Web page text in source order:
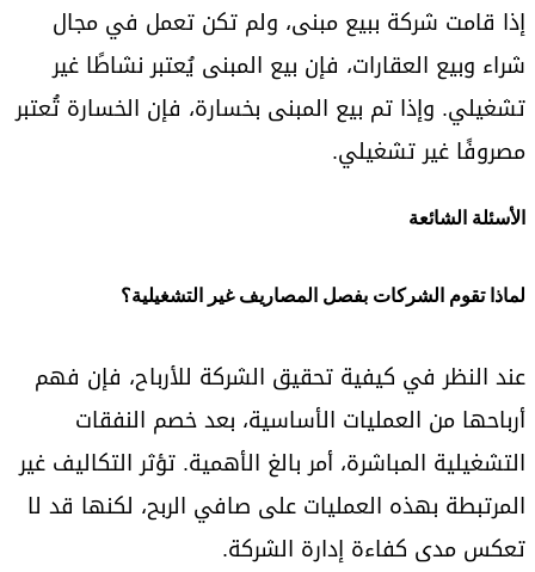
إذا قامت شركة ببيع مبنى، ولم تكن تعمل في مجال
شراء وبيع العقارات، فإن بيع المبنى يُعتبر نشاطًا غير
تشغيلي. وإذا تم بيع المبنى بخسارة، فإن الخسارة تُعتبر
مصروفًا غير تشغيلي.
الأسئلة الشائعة
لماذا تقوم الشركات بفصل المصاريف غير التشغيلية؟
عند النظر في كيفية تحقيق الشركة للأرباح، فإن فهم
أرباحها من العمليات الأساسية، بعد خصم النفقات
التشغيلية المباشرة، أمر بالغ الأهمية. تؤثر التكاليف غير
المرتبطة بهذه العمليات على صافي الربح، لكنها قد لا
تعكس مدى كفاءة إدارة الشركة.